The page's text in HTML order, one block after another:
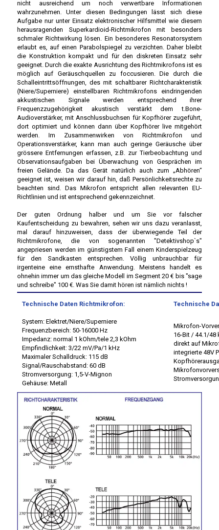
nicht ausreichend um noch verwertbare Informationen
wahrzunehmen. Unter diesen Bedingungen lässt sich diese
Aufgabe nur unter Einsatz elektronischer Hilfsmittel wie diesem
herausragenden Superkardioid-Richtmikrofon mit besonders
schmaler Richtwirkung lösen. Ein besonderes Resonatorsystem
erlaubt es, auf einen Parabolspiegel zu verzichten. Daher bleibt
die Konstruktion kompakt und für den diskreten Einsatz sehr
geeignet. Durch die exakte Ausrichtung des Richtmikrofons ist es
möglich auf Geräuschquellen zu foccusieren. Die durch die
Schalleintrittsöffnungen, des mit schaltbarer Richtcharakteristik
(Niere/Superniere) einstellbaren Richtmikrofons eindringenden
akkustischen Signale werden entsprechend ihrer
Frequenzzugehörigkeit akustisch verstärkt dem t.Bone-
Audioverstärker, mit Anschlussbuchsen für Kopfhörer zugeführt,
dort optimiert und können dann über Kopfhörer live mitgehört
werden. Im Zusammenwirken von Richtmikrofon und
Operationsverstärker, kann man auch geringe Geräusche über
grössere Entfernungen erfassen, z.B. zur Tierbeobachtung und
Observationsaufgaben bei Überwachung von Gesprächen im
freien Gelände. Da das Gerät natürlich auch zum „Abhören“
geeignet ist, weisen wir darauf hin, daß Persönlichkeitsrechte zu
beachten sind. Das Mikrofon entspricht allen relevanten EU-
Richtlinien und ist entsprechend gekennzeichnet.
Der guten Ordnung halber und um Sie vor falscher
Kaufentscheidung zu bewahren, sehen wir uns dazu veranlasst,
mal darauf hinzuweisen, dass der überwiegende Teil der
Richtmikrofone, die von sogenannten "Detektivshop`s"
angepriesen werden im günstigstem Fall einem Kinderspielzeug
für den Sandkasten entsprechen. Völlig unbrauchbar für
irgenteine eine ernsthafte Anwendung. Meistens handelt es
ohnehin immer um das gleiche Modell im Segment 20 € bis "sage
und schreibe" 100 €. Was Sie damit hören ist nämlich nichts !
Technische Daten Richtmikrofon: Technische
System: Elektret/Niere/Superniere
Frequenzbereich: 50-16000 Hz
Impedanz: normal 1 kOhm/tele 2,3 kOhm
Empfindlichkeit: 3/22 mV/Pa/1 kHz
Maximaler Schalldruck: 115 dB
Signal/Rauschabstand: 60 dB
Stromversorgung: 1,5-V-Mignon
Gehäuse: Metall
Mikrofon-
16-Bit / 44.1/48
direkt auf
integrierte 48V